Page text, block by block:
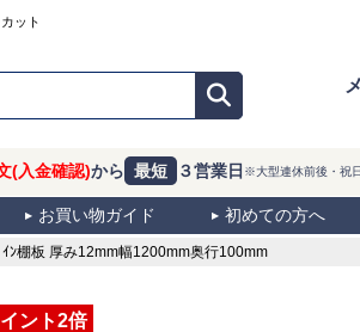
ット
(入金確認)から 最短 ３営業日 ※大型連休前後・祝
お買い物ガイド 初めての方へ
板 厚み12mm幅1200mm奥行100mm
ント2倍